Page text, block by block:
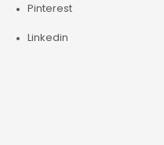
Pinterest
Linkedin